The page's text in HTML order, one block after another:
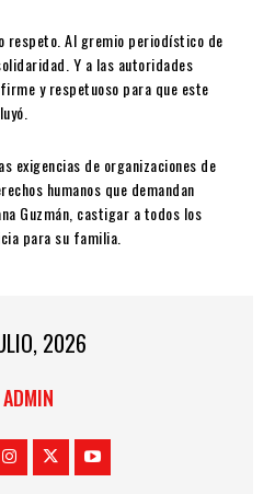
respeto. Al gremio periodístico de
Y a las autoridades
y respetuoso para que este
exigencias de organizaciones de
humanos que demandan
Guzmán, castigar a todos los
para su familia.
2026
ADMIN